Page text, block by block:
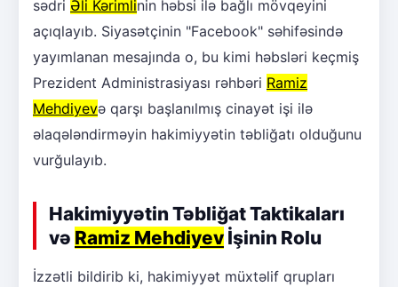
sədri Əli Kərimlinin həbsi ilə bağlı mövqeyini
açıqlayıb. Siyasətçinin "Facebook" səhifəsində
yayımlanan mesajında o, bu kimi həbsləri keçmiş
Prezident Administrasiyası rəhbəri Ramiz
Mehdiyevə qarşı başlanılmış cinayət işi ilə
əlaqələndirməyin hakimiyyətin təbliğatı olduğunu
vurğulayıb.
Hakimiyyətin Təbliğat Taktikaları
və Ramiz Mehdiyev İşinin Rolu
İzzətli bildirib ki, hakimiyyət müxtəlif qrupları